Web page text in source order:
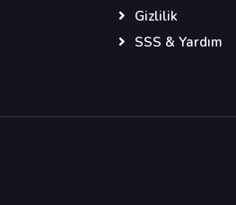
Gizlilik
SSS & Yardım